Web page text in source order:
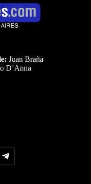
Juan Braña
D´Anna